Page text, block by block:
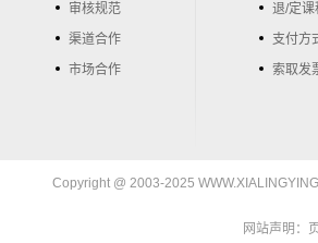
审核规范
渠道合作
市场合作
退/定课
支付方
索取发
Copyright @ 2003-2025
网站声明：